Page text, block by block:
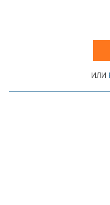
ИЛИ